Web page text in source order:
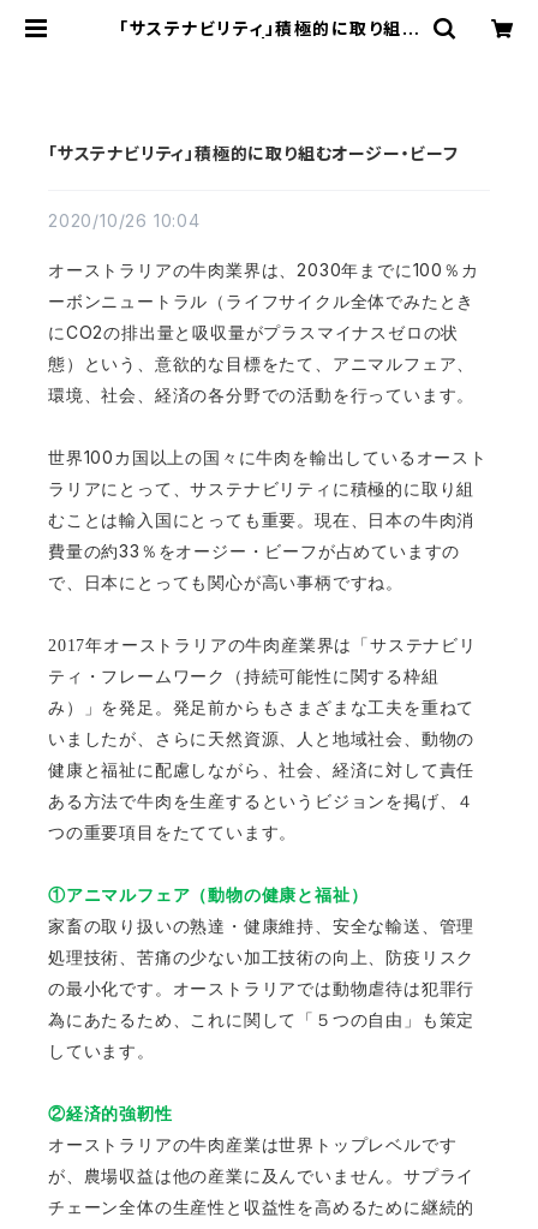
「サステナビリティ」積極的に取り組む
「サステナビリティ」積極的に取り組むオージー・ビーフ
2020/10/26 10:04
オーストラリアの牛肉業界は、2030年までに100 ％カ
ーボンニュートラル（ライフサイクル全体でみたとき
にCO2の排出量と吸収量がプラスマイナスゼロの状
態）という、意欲的な目標をたて、アニマルフェア、
環境、社会、経済の各分野での活動を行っています。
世界100 カ国以上の国々に牛肉を輸出しているオースト
ラリアにとって、サステナビリティに積極的に取り組
むことは輸入国にとっても重要。現在、日本の牛肉消
費量の約33 ％をオージー・ビーフが占めていますの
で、日本にとっても関心が高い事柄ですね。
2017年オーストラリアの牛肉産業界は「サステナビリ
ティ・フレームワーク（持続可能性に関する枠組
み）」を発足。発足前からもさまざまな工夫を重ねて
いましたが、さらに天然資源、人と地域社会、動物の
健康と福祉に配慮しながら、社会、経済に対して責任
ある方法で牛肉を生産するというビジョンを掲げ、４
つの重要項目をたてています。
①アニマルフェア（動物の健康と福祉）
家畜の取り扱いの熟達・健康維持、安全な輸送、管理
処理技術、苦痛の少ない加工技術の向上、防疫リスク
の最小化です。オーストラリアでは動物虐待は犯罪行
為にあたるため、これに関して「５つの自由」も策定
しています。
②経済的強靭性
オーストラリアの牛肉産業は世界トップレベルです
が、農場収益は他の産業に及んでいません。サプライ
チェーン全体の生産性と収益性を高めるために継続的